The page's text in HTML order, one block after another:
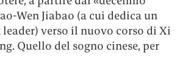
Wen Jiabao (a cui dedica un
verso il nuovo corso di Xi
Quello del sogno cinese, per